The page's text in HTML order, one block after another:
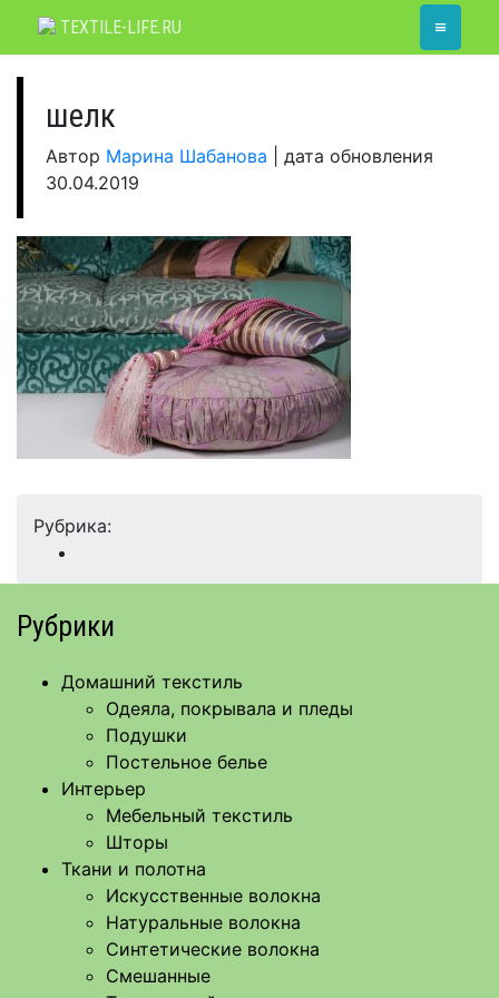
TEXTILE-LIFE.RU ≡
шелк
Автор Марина Шабанова
дата обновления
30.04.2019
Рубрика:
Рубрики
Домашний текстиль
Одеяла, покрывала и пледы
Подушки
Постельное белье
Интерьер
Мебельный текстиль
Шторы
Ткани и полотна
Искусственные волокна
Натуральные волокна
Синтетические волокна
Смешанные